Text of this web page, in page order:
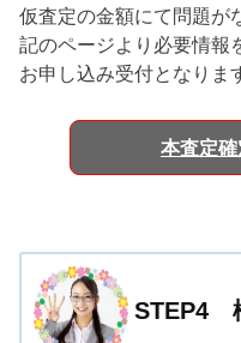
仮査定の金額にて問題が
記のページより必要情報
お申し込み受付となりま
本査定
STEP4